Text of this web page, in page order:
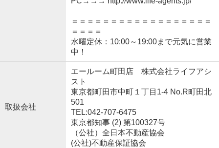
＝＝＝＝＝＝＝＝＝＝＝＝＝＝＝＝＝＝
＝＝＝＝
水曜定休：10:00～19:00まで元気に営業
中！
取扱会社
エールーム町田店 株式会社ライフアシ
スト
東京都町田市中町１丁目1-4 No.R町田北
501
TEL:042-707-6475
東京都知事 (2) 第100327号
（公社）全日本不動産協会
(公社)不動産保証協会